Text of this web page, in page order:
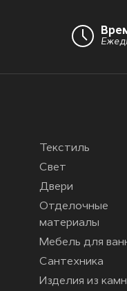
Текстиль
Свет
Двери
Отделочные
материалы
Мебель для
Сантехника
Изделия из